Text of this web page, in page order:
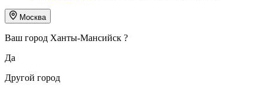
Москва
Ваш город Ханты-Мансийск ?
Да
Другой город